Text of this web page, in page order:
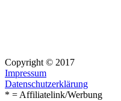
Copyright © 2017
Impressum
Datenschutzerklärung
* = Affiliatelink/Werbung